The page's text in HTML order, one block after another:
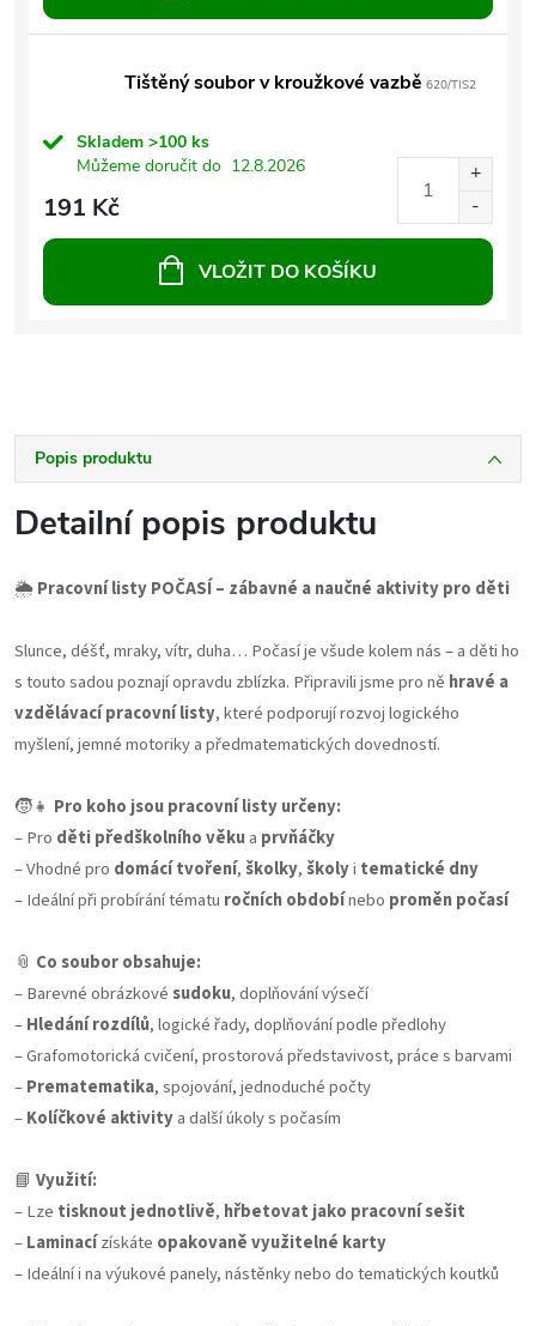
Tištěný soubor v kroužkové vazbě 620/TIS2
Skladem >100 ks
Můžeme doručit do 12.8.2026
191 Kč
VLOŽIT DO KOŠÍKU
Popis produktu
Detailní popis produktu
🌦️Pracovní listy POČASÍ – zábavné a naučné aktivity pro děti
Slunce, déšť, mraky, vítr, duha… Počasí je všude kolem nás – a děti ho
s touto sadou poznají opravdu zblízka. Připravili jsme pro ně hravé a
vzdělávací pracovní listy, které podporují rozvoj logického
myšlení, jemné motoriky a předmatematických dovedností.
🧒👧 Pro koho jsou pracovní listy určeny:
– Pro děti předškolního věkua prvňáčky
– Vhodné pro domácí tvoření,školky,školyi tematické dny
– Ideální při probírání tématu ročních obdobínebo proměn počasí
📎 Co soubor obsahuje:
– Barevné obrázkovésudoku, doplňování výsečí
–Hledání rozdílů, logické řady, doplňování podle předlohy
– Grafomotorická cvičení, prostorová představivost, práce s barvami
–Prematematika, spojování, jednoduché počty
–Kolíčkové aktivitya další úkoly s počasím
📘 Využití:
– Lze tisknout jednotlivě, hřbetovat jako pracovní sešit
–Laminacízískáte opakovaně využitelné karty
– Ideální i na výukové panely, nástěnky nebo do tematických koutků